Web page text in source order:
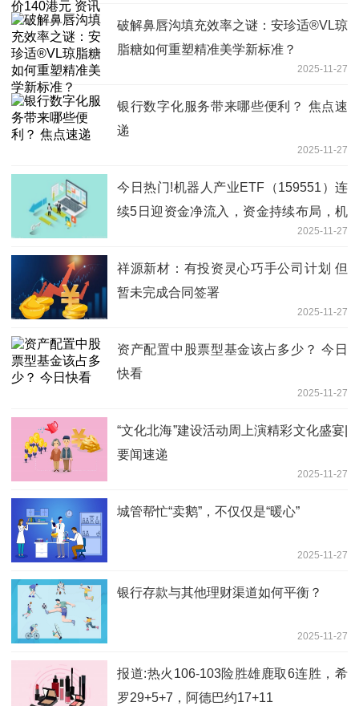
破解鼻唇沟填充效率之谜：安珍适®VL琼
脂糖如何重塑精准美学新标准？
2025-11-27
银行数字化服务带来哪些便利？ 焦点速
递
2025-11-27
今日热门!机器人产业ETF（159551）连
续5日迎资金净流入，资金持续布局，机
2025-11-27
祥源新材：有投资灵心巧手公司计划 但
暂未完成合同签署
2025-11-27
资产配置中股票型基金该占多少？ 今日
快看
2025-11-27
“文化北海”建设活动周上演精彩文化盛宴|
要闻速递
2025-11-27
城管帮忙“卖鹅”，不仅仅是“暖心”
2025-11-27
银行存款与其他理财渠道如何平衡？
2025-11-27
报道:热火106-103险胜雄鹿取6连胜，希
罗29+5+7，阿德巴约17+11